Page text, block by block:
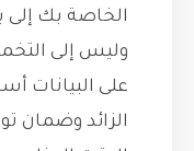
الخاصة بك إلى
وليس إلى
على البيانات
الزائد وضمان